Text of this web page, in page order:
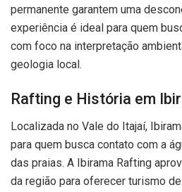
permanente garantem uma
experiência é ideal para quem
com foco na interpretação
geologia local.
Rafting e História em
Localizada no Vale do Itajaí,
para quem busca contato com a
das praias. A Ibirama Rafting
da região para oferecer turismo